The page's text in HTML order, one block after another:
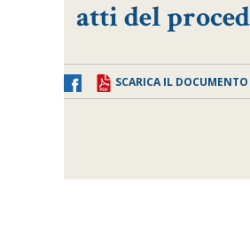
atti del
SCARICA IL